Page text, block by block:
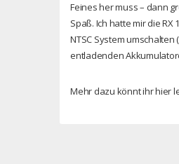
Feines her muss – dann
Spaß. Ich hatte mir die
NTSC System
entladenden
Mehr dazu könnt ihr hier